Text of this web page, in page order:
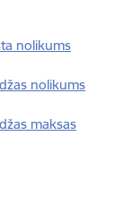
nolikums
nolikums
maksas